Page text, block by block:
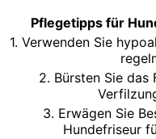
Pflegetipps für
1. Verwenden Sie
2. Bürsten Sie das
3. Erwägen Sie
Hundefriseur